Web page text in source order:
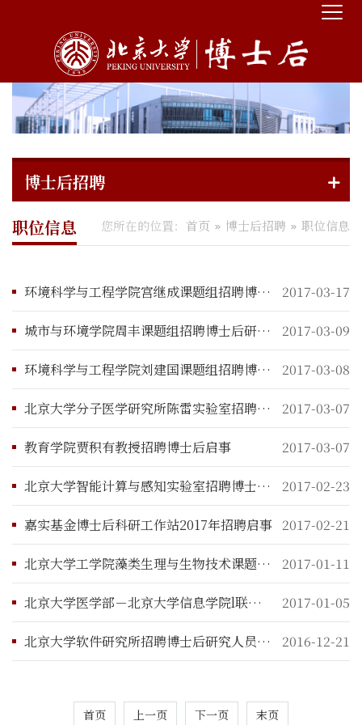
博士后招聘
您所在的位置： 首页 博士后招聘 职位信息
职位信息
环境科学与工程学院宫继成课题组招聘博士后研究人员启事 2017-03-17
城市与环境学院周丰课题组招聘博士后研究人员启事 2017-03-09
环境科学与工程学院刘建国课题组招聘博士后研究人员启事 2017-03-08
北京大学分子医学研究所陈雷实验室招聘博士后研究人员启事 2017-03-07
教育学院贾积有教授招聘博士后启事 2017-03-07
北京大学智能计算与感知实验室招聘博士后研究人员 2017-02-23
嘉实基金博士后科研工作站2017年招聘启事 2017-02-21
北京大学工学院藻类生理与生物技术课题组招聘博士后研究人员启事 2017-01-11
北京大学医学部－北京大学信息学院l联合招聘博士后研究人员启事 2017-01-05
北京大学软件研究所招聘博士后研究人员启事 2016-12-21
首页 上一页 下一页 末页